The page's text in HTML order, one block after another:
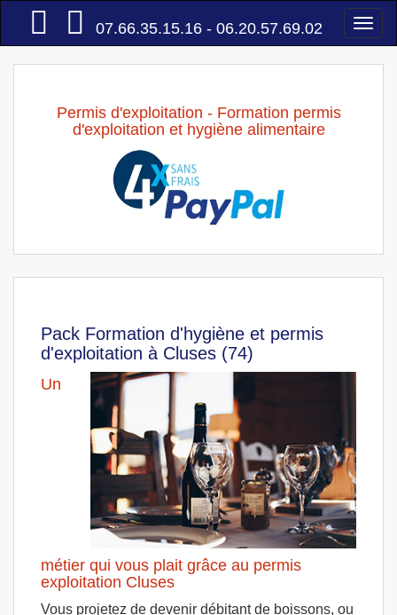
Accueil
07.66.35.15.16 - 06.20.57.69.02
Permis d'exploitation - Formation permis
d'exploitation et hygiène alimentaire
Pack Formation d'hygiène et permis
d'exploitation à Cluses (74)
Un
métier qui vous plait grâce au permis
exploitation Cluses
Vous projetez de devenir débitant de boissons, ou